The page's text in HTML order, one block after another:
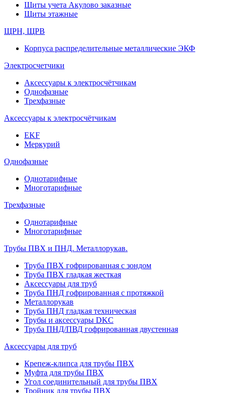
Щиты учета Акулово заказные
Щиты этажные
ЩРН, ЩРВ
Корпуса распределительные металлические ЭКФ
Электросчетчики
Аксессуары к электросчётчикам
Однофазные
Трехфазные
Аксессуары к электросчётчикам
EKF
Меркурий
Однофазные
Однотарифные
Многотарифные
Трехфазные
Однотарифные
Многотарифные
Трубы ПВХ и ПНД. Металлорукав.
Труба ПВХ гофрированная с зондом
Труба ПВХ гладкая жесткая
Аксессуары для труб
Труба ПНД гофрированная с протяжкой
Металлорукав
Труба ПНД гладкая техническая
Трубы и аксессуары DKC
Труба ПНД/ПВД гофрированная двустенная
Аксессуары для труб
Крепеж-клипса для трубы ПВХ
Муфта для трубы ПВХ
Угол соединительный для трубы ПВХ
Тройник для трубы ПВХ